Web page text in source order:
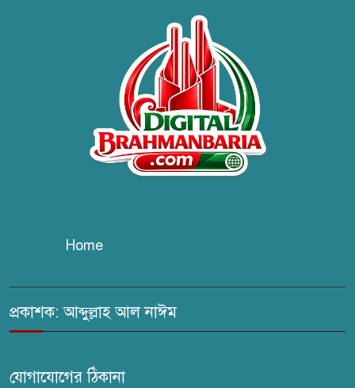
ব্রাহ্মণবাড়িয়ায় তরী বাংলাদেশের
উদ্যোগে বৃক্ষরোপণ ও গাছের চারা
বিতরণ।
কবি জয়দুল হোসেনের
‘পাখপাখালির মিলনমেলা’ গ্রন্থের
প্রকাশনা উৎসব
ঢেউ’র আহবায়ক সোহেল সদস্য
Home
প্রকাশক: আব্দুল্লাহ আল নাঈম
যোগাযোগের ঠিকানা